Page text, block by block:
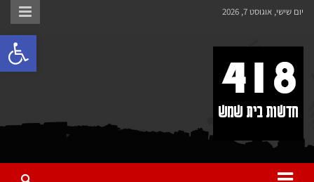
לתוכן
יום שישי, אוגוסט 7, 2026
418 – חדשות בית שמש
כל מה שחדש ומעניין בבית שמש בכלל והחרדית בפרט